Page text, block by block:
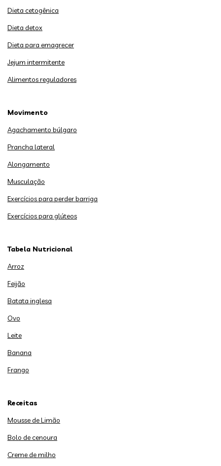
Dieta cetogênica
Dieta detox
Dieta para emagrecer
Jejum intermitente
Alimentos reguladores
Movimento
Agachamento búlgaro
Prancha lateral
Alongamento
Musculação
Exercícios para perder barriga
Exercícios para glúteos
Tabela Nutricional
Arroz
Feijão
Batata inglesa
Ovo
Leite
Banana
Frango
Receitas
Mousse de Limão
Bolo de cenoura
Creme de milho